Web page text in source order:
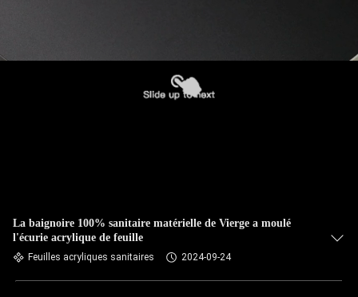
La baignoire 100% sanitaire matérielle de Vierge a moulé
l'écurie acrylique de feuille
Feuilles acryliques sanitaires 2024-09-24